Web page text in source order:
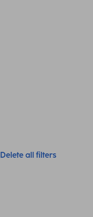
Delete all filters